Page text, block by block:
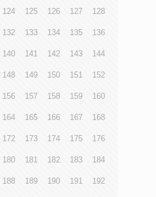
124 125 126 127 128
132 133 134 135 136
140 141 142 143 144
148 149 150 151 152
156 157 158 159 160
164 165 166 167 168
172 173 174 175 176
180 181 182 183 184
188 189 190 191 192